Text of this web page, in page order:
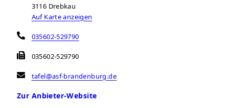
3116 Drebkau
Auf Karte anzeigen
035602-529790
035602-529790
tafel@asf-brandenburg.de
Zur Anbieter-Website